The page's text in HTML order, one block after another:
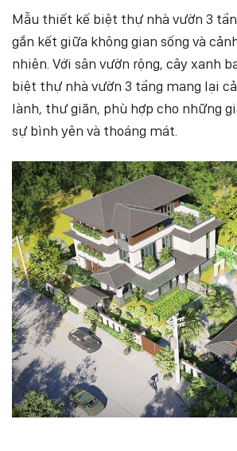
Mẫu thiết kế biệt thự nhà vườn 3
gắn kết giữa không gian sống và
nhiên. Với sân vườn rộng, cây xanh
biệt thự nhà vườn 3 tầng mang lại
lành, thư giãn, phù hợp cho những
sự bình yên và thoáng mát.